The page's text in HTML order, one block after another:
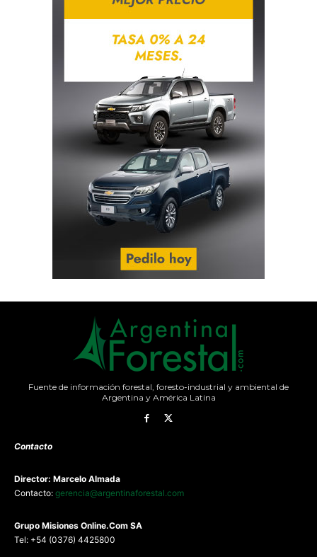
Fuente de información forestal, foresto-industrial y ambiental de
Argentina y América Latina
Contacto
Director: Marcelo Almada
Contacto: gerencia@argentinaforestal.com
Grupo Misiones Online.Com SA
Tel: +54 (0376) 4425800